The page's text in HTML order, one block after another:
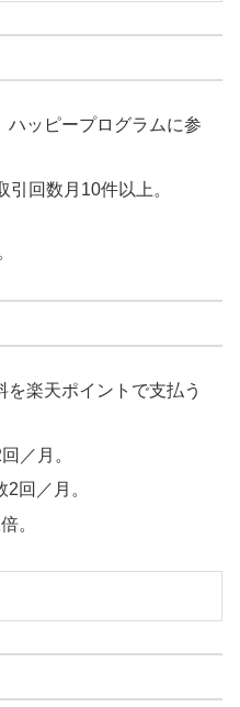
ハッピープログラムに参
回数月10件以上。
楽天ポイントで支払う
／月。
回／月。
。